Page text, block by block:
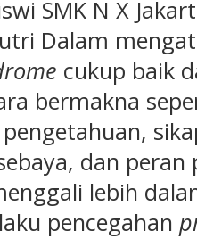
SMK N X
Dalam
cukup baik
bermakna
dan peran
lebih
pencegahan